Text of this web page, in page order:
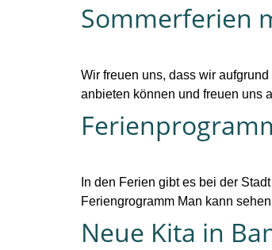
Sommerferien
Wir freuen uns, dass wir
anbieten können und freuen uns
In den Ferien gibt es bei der
Feriengrogramm Man kann
Neue Kita in